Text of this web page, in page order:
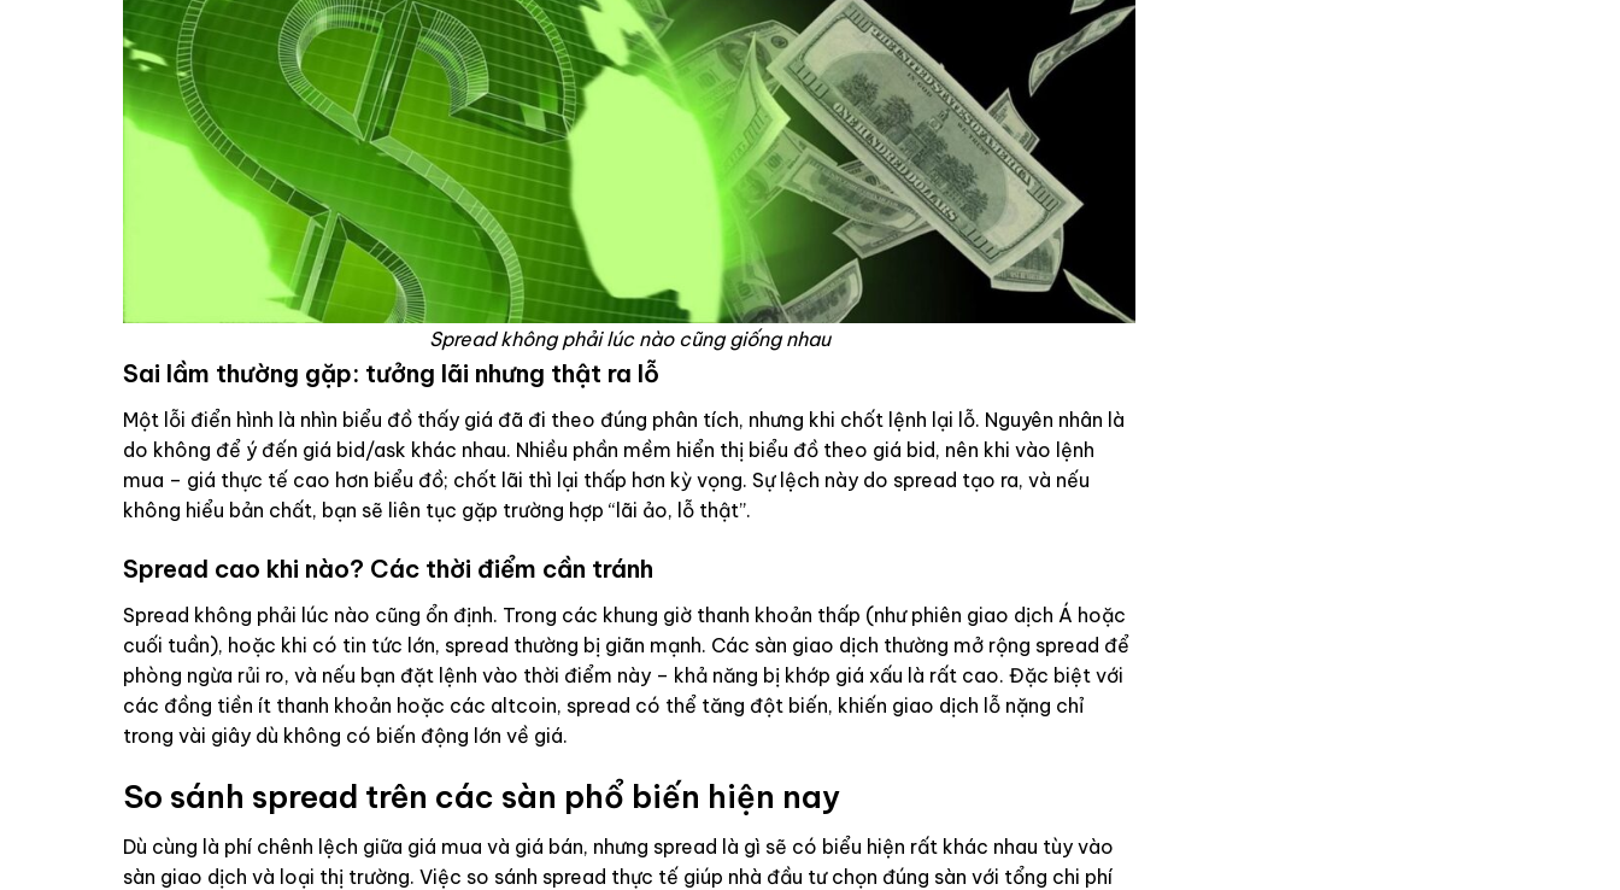
Spread không phải lúc nào cũng giống nhau
Sai lầm thường gặp: tưởng lãi nhưng thật ra lỗ
Một lỗi điển hình là nhìn biểu đồ thấy giá đã đi theo đúng phân tích, nhưng khi chốt lệnh lại lỗ. Nguyên nhân là
do không để ý đến giá bid/ask khác nhau. Nhiều phần mềm hiển thị biểu đồ theo giá bid, nên khi vào lệnh
mua – giá thực tế cao hơn biểu đồ; chốt lãi thì lại thấp hơn kỳ vọng. Sự lệch này do spread tạo ra, và nếu
không hiểu bản chất, bạn sẽ liên tục gặp trường hợp “lãi ảo, lỗ thật”.
Spread cao khi nào? Các thời điểm cần tránh
Spread không phải lúc nào cũng ổn định. Trong các khung giờ thanh khoản thấp (như phiên giao dịch Á hoặc
cuối tuần), hoặc khi có tin tức lớn, spread thường bị giãn mạnh. Các sàn giao dịch thường mở rộng spread để
phòng ngừa rủi ro, và nếu bạn đặt lệnh vào thời điểm này – khả năng bị khớp giá xấu là rất cao. Đặc biệt với
các đồng tiền ít thanh khoản hoặc các altcoin, spread có thể tăng đột biến, khiến giao dịch lỗ nặng chỉ
trong vài giây dù không có biến động lớn về giá.
So sánh spread trên các sàn phổ biến hiện nay
Dù cùng là phí chênh lệch giữa giá mua và giá bán, nhưng spread là gì sẽ có biểu hiện rất khác nhau tùy vào
sàn giao dịch và loại thị trường. Việc so sánh spread thực tế giúp nhà đầu tư chọn đúng sàn với tổng chi phí